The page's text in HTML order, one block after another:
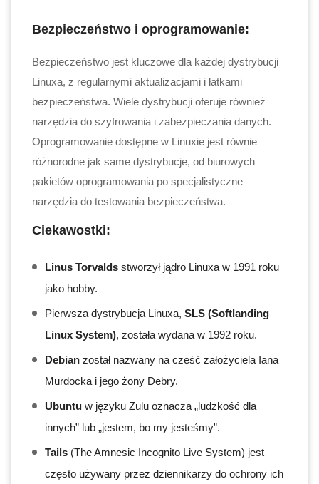
Bezpieczeństwo i oprogramowanie:
Bezpieczeństwo jest kluczowe dla każdej dystrybucji
Linuxa, z regularnymi aktualizacjami i łatkami
bezpieczeństwa. Wiele dystrybucji oferuje również
narzędzia do szyfrowania i zabezpieczania danych.
Oprogramowanie dostępne w Linuxie jest równie
różnorodne jak same dystrybucje, od biurowych
pakietów oprogramowania po specjalistyczne
narzędzia do testowania bezpieczeństwa.
Ciekawostki:
Linus Torvalds stworzył jądro Linuxa w 1991 roku
jako hobby.
Pierwsza dystrybucja Linuxa, SLS (Softlanding
Linux System), została wydana w 1992 roku.
Debian został nazwany na cześć założyciela Iana
Murdocka i jego żony Debry.
Ubuntu w języku Zulu oznacza „ludzkość dla
innych” lub „jestem, bo my jesteśmy”.
Tails (The Amnesic Incognito Live System) jest
często używany przez dziennikarzy do ochrony ich